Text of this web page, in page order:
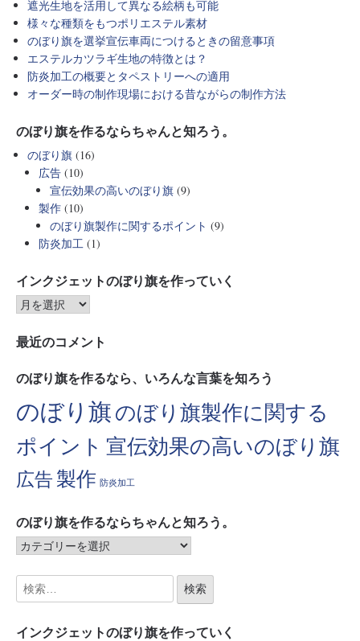
遮光生地を活用して異なる絵柄も可能
様々な種類をもつポリエステル素材
のぼり旗を選挙宣伝車両につけるときの留意事項
エステルカツラギ生地の特徴とは？
防炎加工の概要とタペストリーへの適用
オーダー時の制作現場における昔ながらの制作方法
のぼり旗を作るならちゃんと知ろう。
のぼり旗 (16)
広告 (10)
宣伝効果の高いのぼり旗 (9)
製作 (10)
のぼり旗製作に関するポイント (9)
防炎加工 (1)
インクジェットのぼり旗を作っていく
最近のコメント
のぼり旗を作るなら、いろんな言葉を知ろう
のぼり旗のぼり旗製作に関する
ポイント 宣伝効果の高いのぼり旗
広告 製作 防炎加工
のぼり旗を作るならちゃんと知ろう。
インクジェットのぼり旗を作っていく